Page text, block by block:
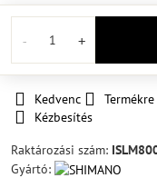
Kedvenc
Kézbesítés
Raktározási szám:
Gyártó: